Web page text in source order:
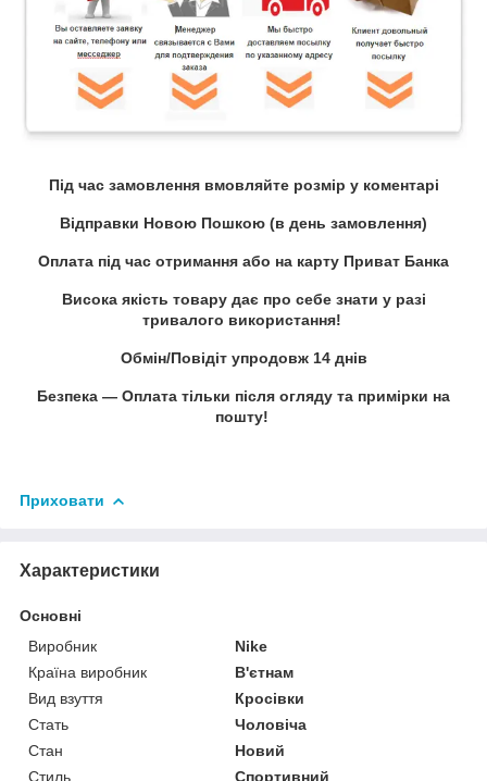
Під час замовлення вмовляйте розмір у коментарі
Відправки Новою Пошкою (в день замовлення)
Оплата під час отримання або на карту Приват Банка
Висока якість товару дає про себе знати у разі
тривалого використання!
Обмін/Повідіт упродовж 14 днів
Безпека — Оплата тільки після огляду та примірки на
пошту!
Приховати
Характеристики
Основні
Виробник
Nike
Країна виробник
В'єтнам
Вид взуття
Кросівки
Стать
Чоловіча
Стан
Новий
Стиль
Спортивний